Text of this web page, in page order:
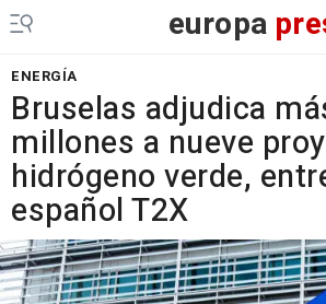
europa
ENERGÍA
Bruselas adjudica
millones a nueve
hidrógeno verde,
español T2X